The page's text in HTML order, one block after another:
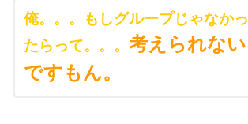
俺。。。もしグループじゃなかっ
たらって。。。 考えられない
ですもん。